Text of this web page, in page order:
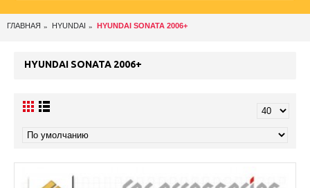
ГЛАВНАЯ HYUNDAI HYUNDAI SONATA 2006+
HYUNDAI SONATA 2006+